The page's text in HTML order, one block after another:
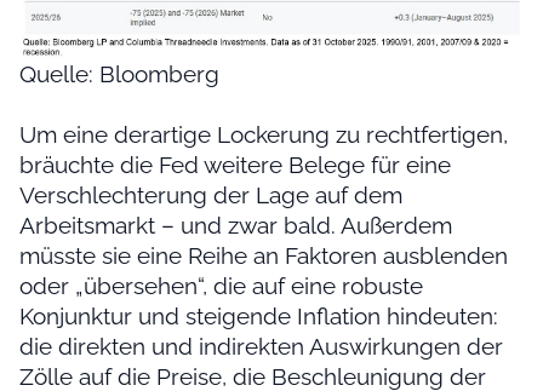
Quelle: Bloomberg
Um eine derartige Lockerung zu rechtfertigen,
bräuchte die Fed weitere Belege für eine
Verschlechterung der Lage auf dem
Arbeitsmarkt – und zwar bald. Außerdem
müsste sie eine Reihe an Faktoren ausblenden
oder „übersehen“, die auf eine robuste
Konjunktur und steigende Inflation hindeuten:
die direkten und indirekten Auswirkungen der
Zölle auf die Preise, die Beschleunigung der